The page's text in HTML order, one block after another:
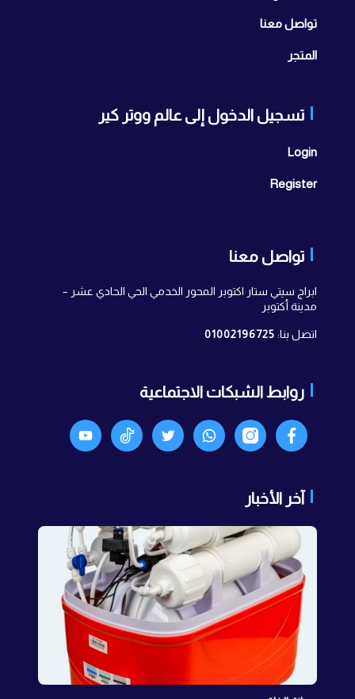
تواصل معنا
المتجر
تسجيل الدخول إلى عالم ووتر كير
Login
Register
تواصل معنا
ابراج سيتي ستار اكتوبر المحور الخدمي الحي الحادي عشر –
مدينة أكتوبر
اتصل بنا: 01002196725
روابط الشبكات الاجتماعية
Facebookانستجرامواتساب TikTok
Youtyube
آخر الأخبار